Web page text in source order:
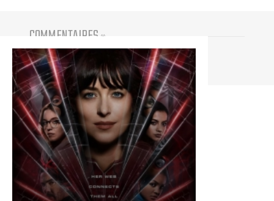
COMMENTAIRES (0)
Vous devez être connecté pour participer